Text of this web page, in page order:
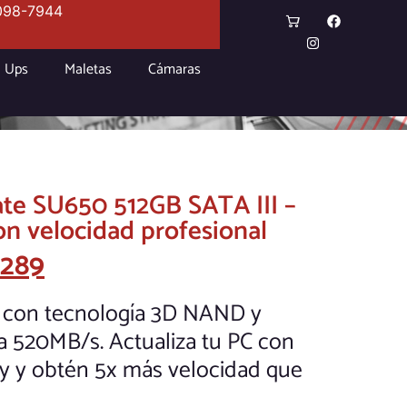
7944
Ups Maletas Cámaras
SU650 512GB SATA III –
velocidad profesional
con tecnología 3D NAND y
s. Actualiza tu PC con
y obtén 5x más velocidad que